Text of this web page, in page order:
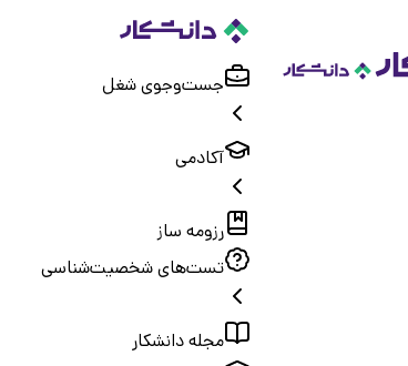
جست‌و‌جوی شغل
آکادمی
رزومه ساز
تست‌های شخصیت‌شناسی
مجله دانشکار